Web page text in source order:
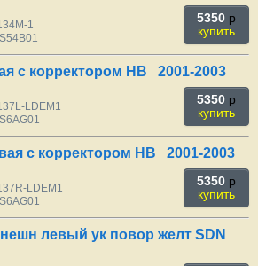
1
5350 p
купить
с корректором HB 2001-2003
LDEM1
5350 p
купить
с корректором HB 2001-2003
LDEM1
5350 p
купить
левый ук повор желт SDN